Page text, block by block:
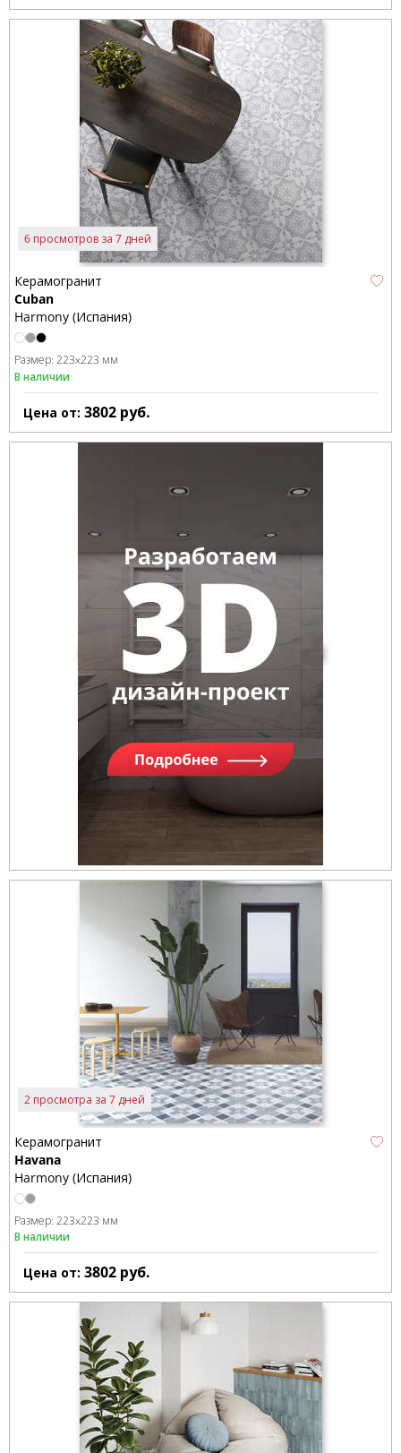
6 просмотров за 7 дней
Керамогранит
Cuban
Harmony (Испания)
Размер: 223x223 мм
В наличии
Цена от: 3802 руб.
2 просмотра за 7 дней
Керамогранит
Havana
Harmony (Испания)
Размер: 223x223 мм
В наличии
Цена от: 3802 руб.